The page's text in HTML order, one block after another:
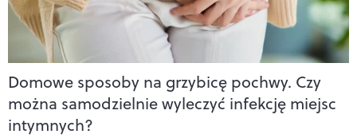
Domowe sposoby na grzybicę pochwy. Czy
można samodzielnie wyleczyć infekcję miejsc
intymnych?